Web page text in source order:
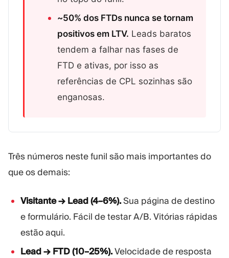
~50% dos FTDs nunca se tornam
positivos em LTV. Leads baratos
tendem a falhar nas fases de
FTD e ativas, por isso as
referências de CPL sozinhas são
enganosas.
Três números neste funil são mais importantes do
que os demais:
Visitante → Lead (4–6%).Sua página de destino
e formulário. Fácil de testar A/B. Vitórias rápidas
estão aqui.
Lead → FTD (10–25%).Velocidade de resposta